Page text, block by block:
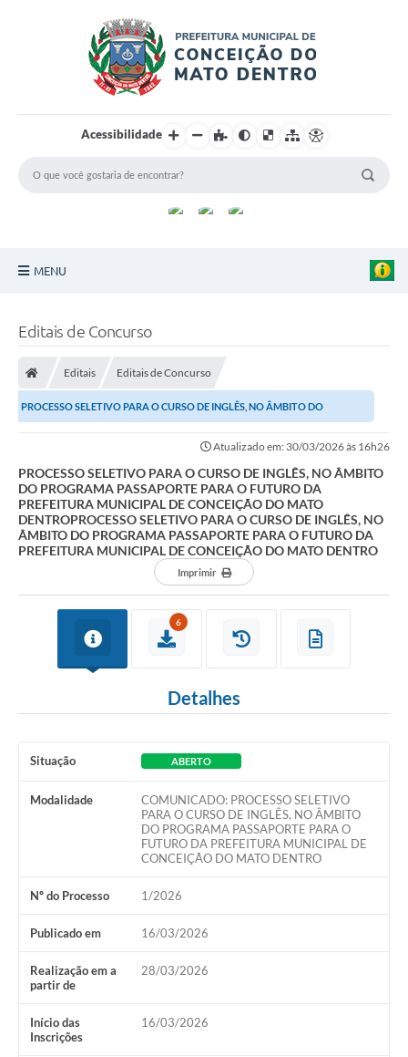
Acessibilidade
MENU
Transparência
Legislação
Ouvidoria
Procuradoria Jurídica - Consultoria Administrativa
Controle Interno
e-SIC
Regularização Fundiária
Notificações de Penalidades – Decisões
Notificações Ambientais
Meio Ambiente-CODEMA
Contratos
Editais de Concurso
Editais Editais de Concurso
PROCESSO SELETIVO PARA O CURSO DE INGLÊS, NO ÂMBITO DO
Atualizado em: 30/03/2026 às 16h26
PROCESSO SELETIVO PARA O CURSO DE INGLÊS, NO ÂMBITO
DO PROGRAMA PASSAPORTE PARA O FUTURO DA
PREFEITURA MUNICIPAL DE CONCEIÇÃO DO MATO
DENTROPROCESSO SELETIVO PARA O CURSO DE INGLÊS, NO
ÂMBITO DO PROGRAMA PASSAPORTE PARA O FUTURO DA
PREFEITURA MUNICIPAL DE CONCEIÇÃO DO MATO DENTRO
Imprimir
6
Detalhes
Situação ABERTO
Modalidade
COMUNICADO: PROCESSO SELETIVO
PARA O CURSO DE INGLÊS, NO ÂMBITO
DO PROGRAMA PASSAPORTE PARA O
FUTURO DA PREFEITURA MUNICIPAL DE
CONCEIÇÃO DO MATO DENTRO
Nº do Processo 1/2026
Publicado em 16/03/2026
Realização em a
partir de
28/03/2026
Início das
Inscrições
16/03/2026